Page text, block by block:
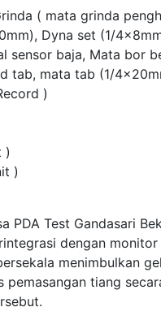
( mata grinda
Dyna set (1/
sensor baja, Mata bor
tab, mata tab (1/
)
)
)
PDA Test Gandasari
dengan monitor
menimbulkan
pemasangan tiang